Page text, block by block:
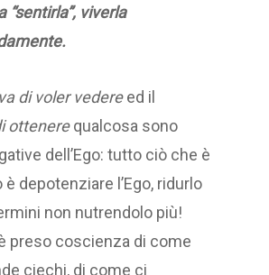
“sentirla”, viverla
di voler vedereed il
ottenerequalcosa sono
dell’Ego: tutto ciò che è
depotenziare l’Ego, ridurlo
non nutrendolo più!
preso coscienza di come
ciechi, di come ci